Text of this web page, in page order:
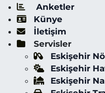
Anketler
Künye
İletişim
Servisler
Eskişehir
Eskişehir
Eskişehir